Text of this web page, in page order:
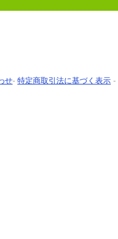
せ- 特定商取引法に基づく表示 -